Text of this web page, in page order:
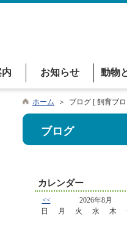
お知らせ 動物
ホーム ＞ ブログ [ 飼育ブ
ブログ
カレンダー
<< 2026年8月
日
月 火 水 木